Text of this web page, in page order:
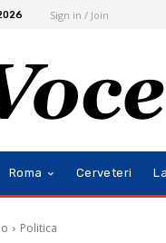
Sign in / Join
Roma Cerveteri
Politica